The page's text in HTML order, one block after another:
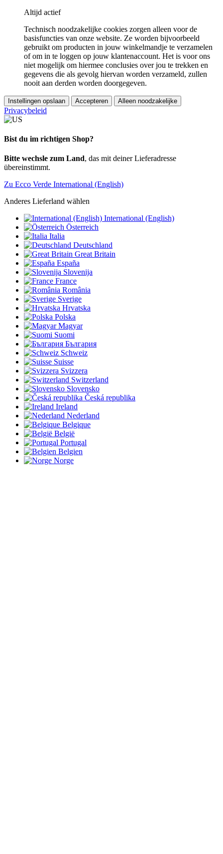
Altijd actief
Technisch noodzakelijke cookies zorgen alleen voor de
basisfuncties van onze website. Ze worden bijvoorbeeld
gebruikt om producten in jouw winkelmandje te verzamelen
of om in te loggen op jouw klantenaccount. Het is voor ons
niet mogelijk om hiermee conclusies over jou te trekken en
gegevens die als gevolg hiervan worden verzameld, zullen
nooit aan derden worden doorgegeven.
Instellingen opslaan Accepteren Alleen noodzakelijke
Privacybeleid
Bist du im richtigen Shop?
Bitte wechsle zum Land, das mit deiner Lieferadresse
übereinstimmt.
Zu Ecco Verde International (English)
Anderes Lieferland wählen
International (English)
Österreich
Italia
Deutschland
Great Britain
España
Slovenija
France
România
Sverige
Hrvatska
Polska
Magyar
Suomi
България
Schweiz
Suisse
Svizzera
Switzerland
Slovensko
Česká republika
Ireland
Nederland
Belgique
België
Portugal
Belgien
Norge